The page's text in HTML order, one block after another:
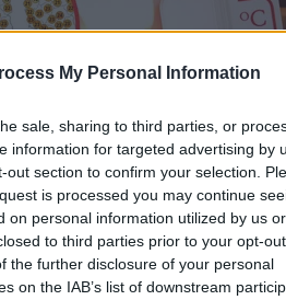
My Personal Information
sale, sharing to third parties, or
information for targeted advertising by
out section to confirm your selection.
is processed you may continue
on personal information utilized by us or
to third parties prior to your opt-
the further disclosure of your personal
on the IAB’s list of downstream
rollercoaster. Na
36 stopni